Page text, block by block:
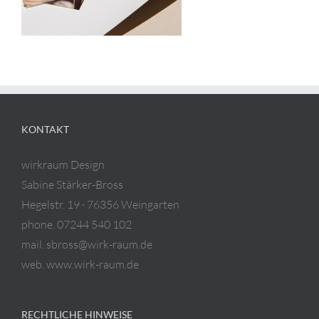
KONTAKT
wirkraum Design
Sabine Stärker-Bross
Hegelstr. 19 · 76356 Weingarten
phone. 07244 540 102
mail. sbross@wirk-raum.de
web. www.wirk-raum.de
RECHTLICHE HINWEISE